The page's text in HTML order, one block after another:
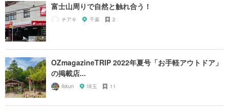
富士山周りで自然と触れ合う！
チアキ 千葉 2
OZmagazineTRIP 2022年夏号「お手軽アウトドア」
の掲載店...
Ikkun 埼玉 11